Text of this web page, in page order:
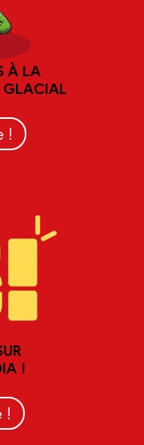
À LA
GLACIAL
!
!
!